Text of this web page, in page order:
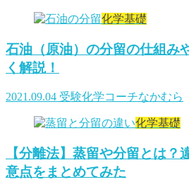
化学基礎
石油（原油）の分留の仕組み
く解説！
2021.09.04 受験化学コーチなかむら
化学基礎
【分離法】蒸留や分留とは？
意点をまとめてみた